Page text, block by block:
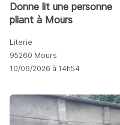
Donne lit une personne
pliant à Mours
Literie
95260 Mours
10/06/2026 à 14h54